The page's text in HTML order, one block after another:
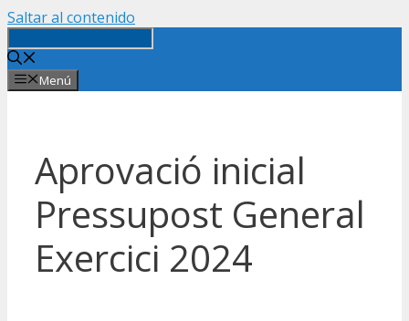
Saltar al contenido
Menú
Aprovació inicial
Pressupost General
Exercici 2024